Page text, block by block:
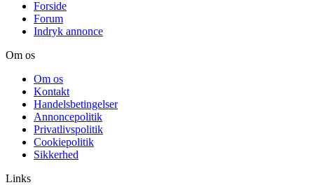
Forside
Forum
Indryk annonce
Om os
Om os
Kontakt
Handelsbetingelser
Annoncepolitik
Privatlivspolitik
Cookiepolitik
Sikkerhed
Links